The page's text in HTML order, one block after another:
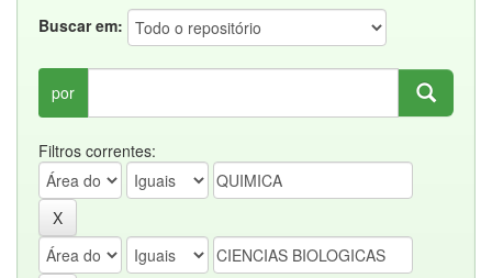
Buscar em:
por
Filtros correntes: